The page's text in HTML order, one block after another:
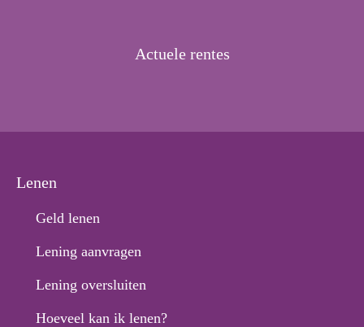
Actuele rentes
Lenen
Geld lenen
Lening aanvragen
Lening oversluiten
Hoeveel kan ik lenen?